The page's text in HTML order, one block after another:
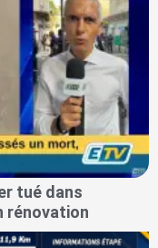
tué dans
rénovation